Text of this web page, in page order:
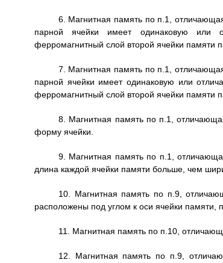
6. Магнитная память по п.1,
парной ячейки имеет одинаковую или
ферромагнитный слой второй ячейки памяти
7. Магнитная память по п.1,
парной ячейки имеет одинаковую или
ферромагнитный слой второй ячейки памяти
8. Магнитная память по п.1,
форму ячейки.
9. Магнитная память по п.1,
длина каждой ячейки памяти больше, чем
10. Магнитная память по п.9,
расположены под углом к оси ячейки
11. Магнитная память по п.10,
12. Магнитная память по п.9,